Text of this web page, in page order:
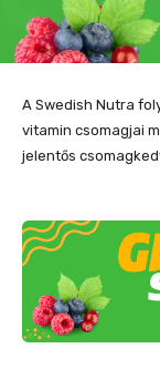
A Swedish Nutra
vitamin csomagjai
jelentős